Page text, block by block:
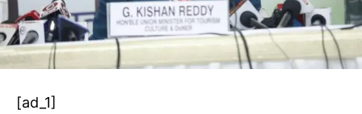
[ad_1]